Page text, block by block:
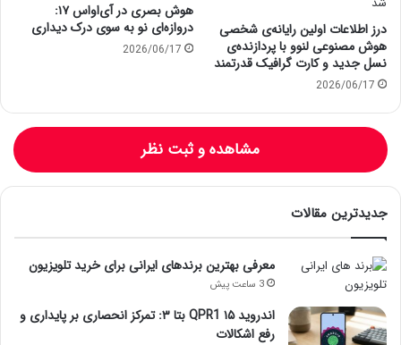
درز اطلاعات اولین رایانه‌ی شخصی
هوش مصنوعی لنوو با پردازنده‌ی
نسل جدید و کارت گرافیک قدرتمند
2026/06/17
هوش بصری در آی‌او‌اس ۱۷:
دروازه‌ای نو به سوی درک دیداری
2026/06/17
مشاهده و ثبت نظر
جدیدترین مقالات
معرفی بهترین برندهای ایرانی برای خرید تلویزیون
3 ساعت پیش
اندروید ۱۵ QPR1 بتا ۳: تمرکز انحصاری بر پایداری و
رفع اشکالات